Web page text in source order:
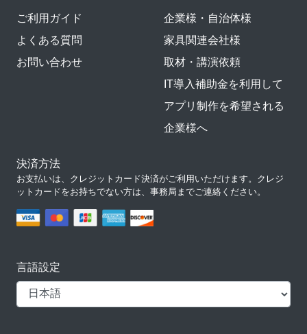
ご利用ガイド
よくある質問
お問い合わせ
企業様・自治体様
家具関連会社様
取材・講演依頼
IT導入補助金を利用して
アプリ制作を希望される
企業様へ
決済方法
お支払いは、クレジットカード決済がご利用いただけます。クレジ
ットカードをお持ちでない方は、事務局までご連絡ください。
言語設定